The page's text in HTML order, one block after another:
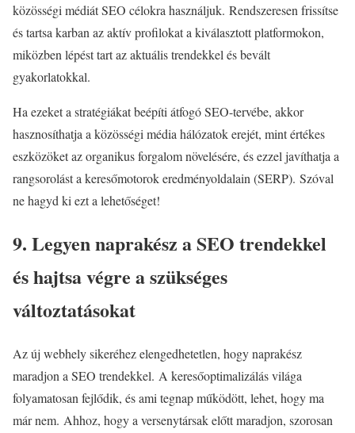
közösségi médiát SEO célokra használjuk. Rendszeresen frissítse
és tartsa karban az aktív profilokat a kiválasztott platformokon,
miközben lépést tart az aktuális trendekkel és bevált
gyakorlatokkal.
Ha ezeket a stratégiákat beépíti átfogó SEO-tervébe, akkor
hasznosíthatja a közösségi média hálózatok erejét, mint értékes
eszközöket az organikus forgalom növelésére, és ezzel javíthatja a
rangsorolást a keresőmotorok eredményoldalain (SERP). Szóval
ne hagyd ki ezt a lehetőséget!
9. Legyen naprakész a SEO trendekkel
és hajtsa végre a szükséges
változtatásokat
Az új webhely sikeréhez elengedhetetlen, hogy naprakész
maradjon a SEO trendekkel. A keresőoptimalizálás világa
folyamatosan fejlődik, és ami tegnap működött, lehet, hogy ma
már nem. Ahhoz, hogy a versenytársak előtt maradjon, szorosan